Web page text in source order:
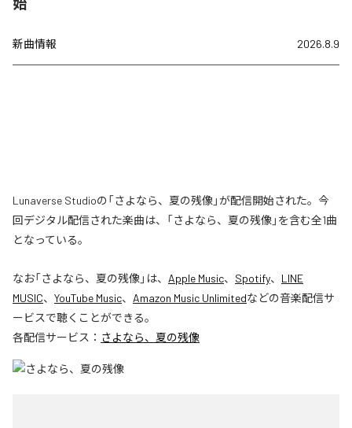
新曲情報 2026.8.9
Lunaverse Studioの「さよなら、夏の残像」が配信開始された。今
回デジタル配信された楽曲は、「さよなら、夏の残像」を含む全1曲
となっている。
なお「さよなら、夏の残像」は、 Apple Music、 Spotify、 LINE
MUSIC、 YouTube Music、 Amazon Music Unlimitedなどの音楽配信サ
ービスで聴くことができる。
各配信サービス： さよなら、夏の残像